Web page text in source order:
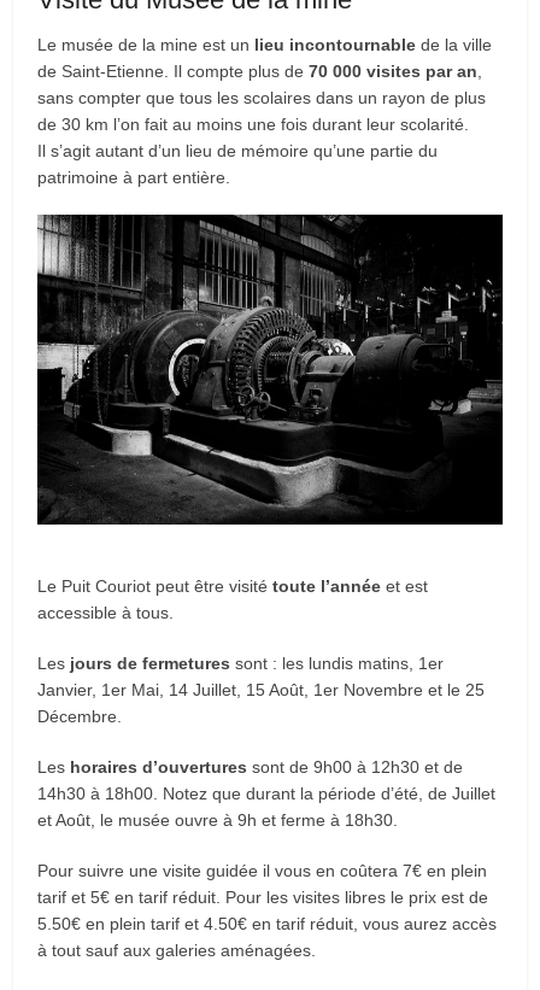
Le musée de la mine est un lieu incontournable de la ville
de Saint-Etienne. Il compte plus de70 000 visites par an
sans compter que tous les scolaires dans un rayon de plus
de 30 km l’on fait au moins une fois durant leur scolarité.
Il s’agit autant d’un lieu de mémoire qu’une partie du
patrimoine à part entière.
Le Puit Couriot peut être visité toute l’année et est
accessible à tous.
Les jours de fermetures sont : les lundis matins, 1er
Janvier, 1er Mai, 14 Juillet, 15 Août, 1er Novembre et le 25
Décembre.
Les horaires d’ouvertures sont de 9h00 à 12h30 et de
14h30 à 18h00. Notez que durant la période d’été, de Juillet
et Août, le musée ouvre à 9h et ferme à 18h30.
Pour suivre une visite guidée il vous en coûtera 7€ en plein
tarif et 5€ en tarif réduit. Pour les visites libres le prix est de
5.50€ en plein tarif et 4.50€ en tarif réduit, vous aurez accès
à tout sauf aux galeries aménagées.